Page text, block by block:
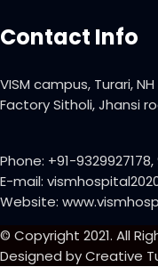
Contact Info
VISM campus, Turari,
Factory Sitholi, Jhansi
Phone: +91-9329927178,
E-mail:
Website:
© Copyright 2021. All
Designed byCreative